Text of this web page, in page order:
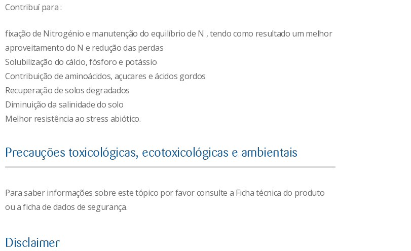
Contribuí para :
fixação de Nitrogénio e manutenção do equilíbrio de N , tendo como resultado um melhor
aproveitamento do N e redução das perdas
Solubilização do cálcio, fósforo e potássio
Contribuição de aminoácidos, açucares e ácidos gordos
Recuperação de solos degradados
Diminuição da salinidade do solo
Melhor resistência ao stress abiótico.
Precauções toxicológicas, ecotoxicológicas e ambientais
Para saber informações sobre este tópico por favor consulte a Ficha técnica do produto
ou a ficha de dados de segurança.
Disclaimer